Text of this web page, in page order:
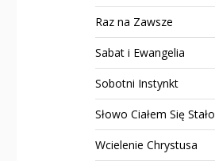
Raz na Zawsze
Sabat i Ewangelia
Sobotni Instynkt
Słowo Ciałem Się Stało
Wcielenie Chrystusa